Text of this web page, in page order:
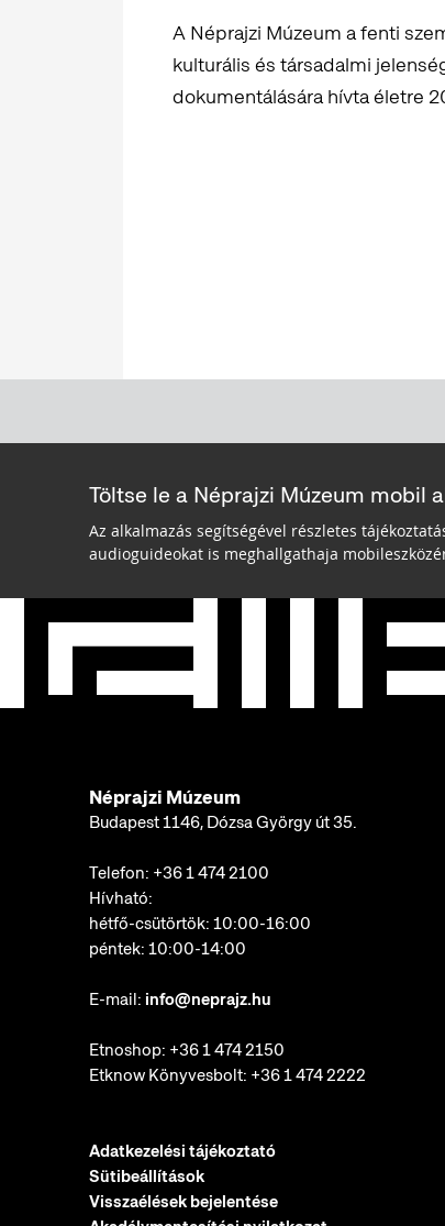
A Néprajzi Múzeum a fenti
kulturális és társadalmi
dokumentálására hívta életre
Töltse le a Néprajzi Múzeum mobil
Az alkalmazás segítségével részletes
audioguideokat is meghallgathaja
Néprajzi Múzeum
Budapest 1146, Dózsa György út 35.
Telefon: +36 1 474 2100
Hívható:
hétfő-csütörtök: 10:00-16:00
péntek: 10:00-14:00
E-mail: info@neprajz.hu
Etnoshop: +36 1 474 2150
Etknow Könyvesbolt: +36 1 474 2222
Adatkezelési tájékoztató
Sütibeállítások
Visszaélések bejelentése